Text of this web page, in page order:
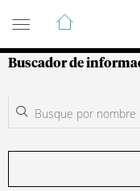
Guía de
Buscador de